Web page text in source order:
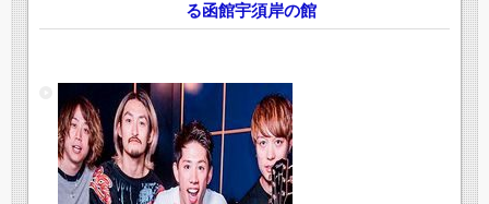
る函館宇須岸の館